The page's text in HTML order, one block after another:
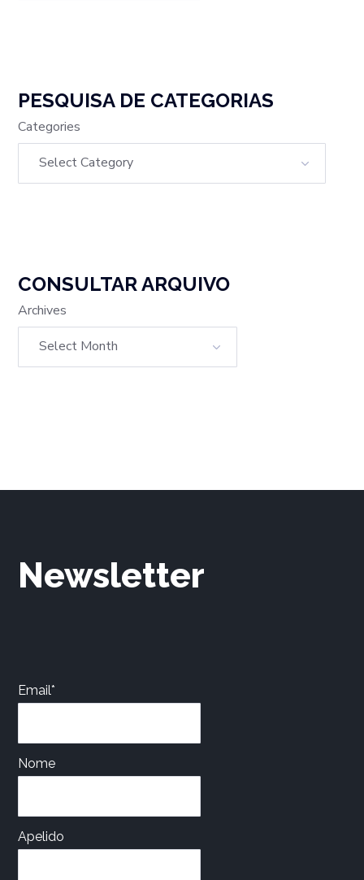
PESQUISA DE CATEGORIAS
Categories
CONSULTAR ARQUIVO
Archives
Newsletter
Email*
Nome
Apelido